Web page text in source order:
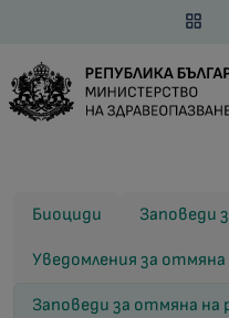
Биоциди Заповеди
Уведомления за
Заповеди за отмяна на